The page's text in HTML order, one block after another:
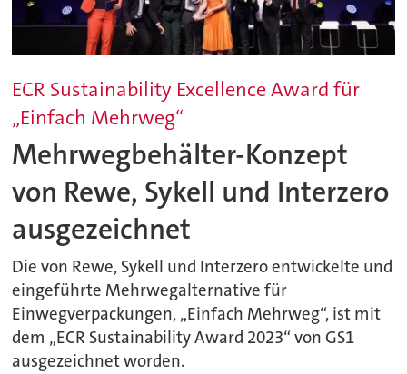
ECR Sustainability Excellence Award für
„Einfach Mehrweg“
Mehrwegbehälter-Konzept
von Rewe, Sykell und Interzero
ausgezeichnet
Die von Rewe, Sykell und Interzero entwickelte und
eingeführte Mehrwegalternative für
Einwegverpackungen, „Einfach Mehrweg“, ist mit
dem „ECR Sustainability Award 2023“ von GS1
ausgezeichnet worden.